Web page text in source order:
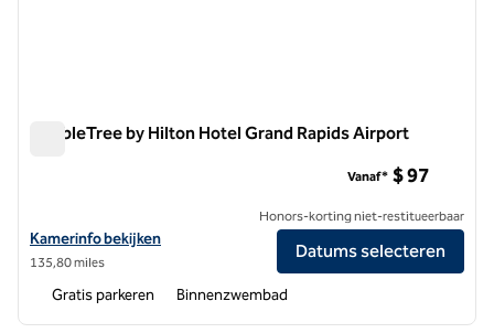
DoubleTree by Hilton Hotel Grand Rapids Airport
Bekijk hoteldetails voor DoubleTree by Hilton Hotel Grand Rapids
Kamerinfo bekijken
135,80 miles
Vanaf* $ 97
Honors-korting niet-restitueerbaar
Datums selecteren
Gratis parkeren Binnenzwembad